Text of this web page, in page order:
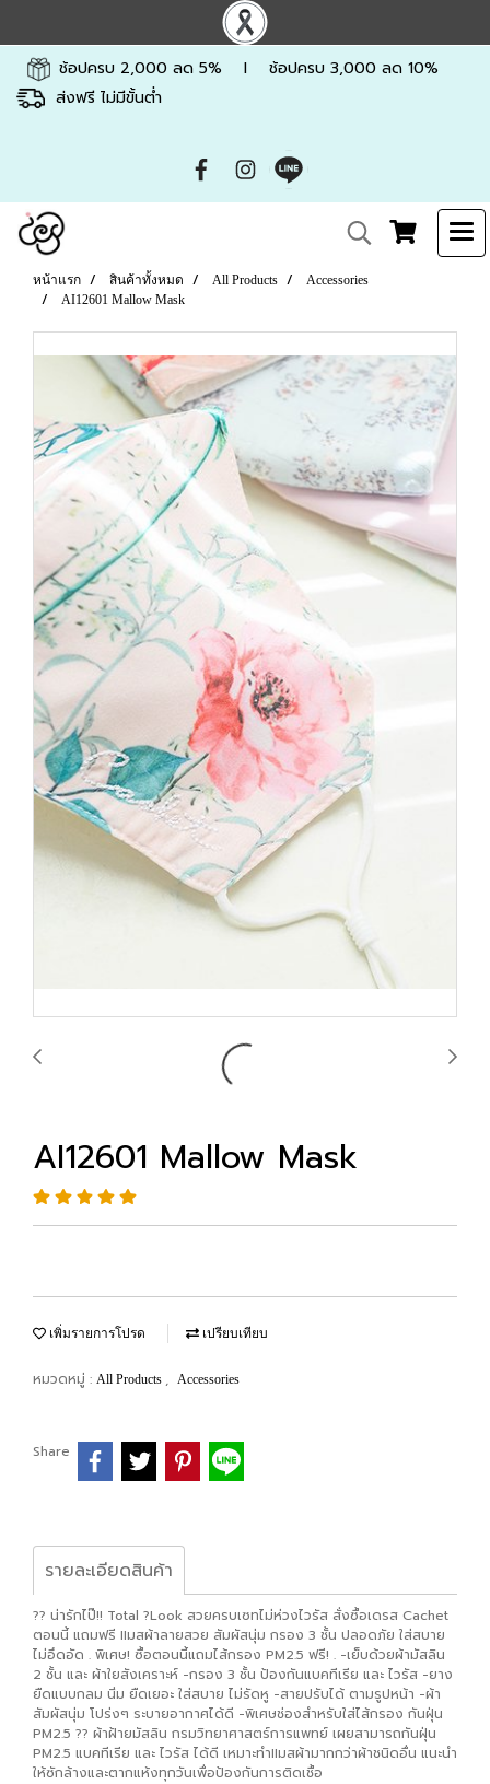
ช้อปครบ 2,000 ลด 5% l ช้อปครบ 3,000 ลด 10%
ส่งฟรี ไม่มีขั้นต่ำ
หน้าแรก สินค้าทั้งหมด All Products
Accessories
AI12601 Mallow Mask
AI12601 Mallow Mask
เพิ่มรายการโปรด เปรียบเทียบ
หมวดหมู่ : All Products , Accessories
Share
รายละเอียดสินค้า
?? น่ารักไป๊!! Total ?Look สวยครบเซทไม่ห่วงไวรัส สั่งซื้อเดรส Cachet
ตอนนี้ แถมฟรี IIมสผ้าลายสวย สัมผัสนุ่ม กรอง 3 ชั้น ปลอดภัย ใส่สบาย
ไม่อึดอัด . พิเศษ! ซื้อตอนนี้แถมไส้กรอง PM2.5 ฟรี! . -เย็บด้วยผ้ามัสลิน
2 ชั้น และ ผ้าใยสังเคราะห์ -กรอง 3 ชั้น ป้องกันแบคทีเรีย และ ไวรัส -ยาง
ยืดแบบกลม นิ่ม ยืดเยอะ ใส่สบาย ไม่รัดหู -สายปรับได้ ตามรูปหน้า -ผ้า
สัมผัสนุ่ม โปร่งๆ ระบายอากาศได้ดี -พิเศษช่องสำหรับใส่ไส้กรอง กันฝุ่น
PM2.5 ?? ผ้าฝ้ายมัสลิน กรมวิทยาศาสตร์การแพทย์ เผยสามารถกันฝุ่น
PM2.5 แบคทีเรีย และ ไวรัส ได้ดี เหมาะทำIIมสผ้ามากกว่าผ้าชนิดอื่น แนะนำ
ให้ซักล้างและตากแห้งทุกวันเพื่อป้องกันการติดเชื้อ